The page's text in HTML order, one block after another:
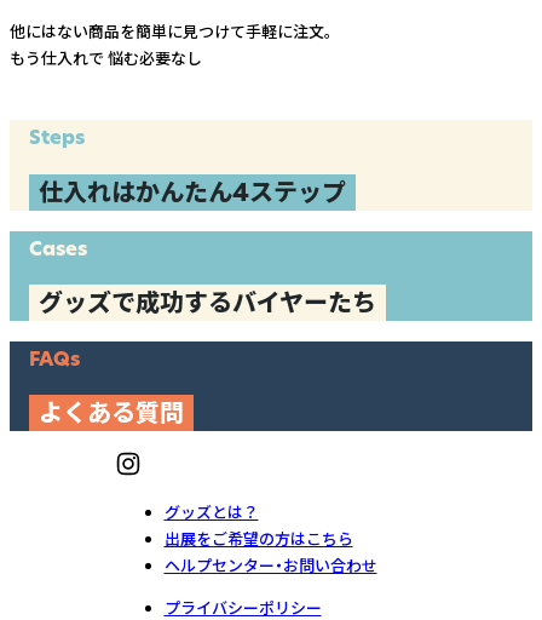
他にはない商品を簡単に見つけて手軽に注文。
もう仕入れで 悩む必要なし
Steps
仕入れはかんたん4ステップ
Cases
グッズで成功するバイヤーたち
FAQs
よくある質問
グッズとは？
出展をご希望の方はこちら
ヘルプセンター・お問い合わせ
プライバシーポリシー